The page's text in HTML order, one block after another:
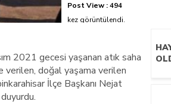
Post View :494
kez görüntülendi.
2021 gecesi yaşanan atık saha
verilen, doğal yaşama verilen
İlçe Başkanı Nejat